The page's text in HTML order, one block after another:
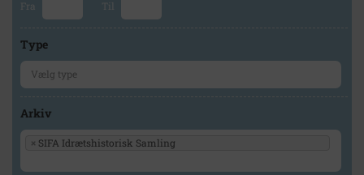
Fra Til
Type
Arkiv
× SIFA Idrætshistorisk Samling